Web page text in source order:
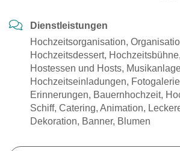
Dienstleistungen
Hochzeitsorganisation,
Hochzeitsdessert,
Hostessen und Hosts,
Hochzeitseinladungen,
Erinnerungen, Bauernhochzeit,
Schiff, Catering, Animation,
Dekoration, Banner, Blumen